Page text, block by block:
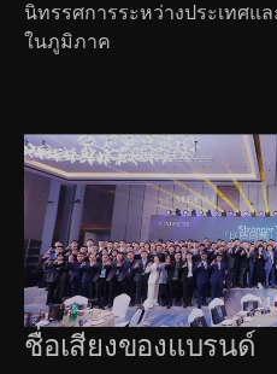
นิทรรศการระหว่างประเทศแ
ในภูมิภาค
ชื่อเสียงของแบรนด์